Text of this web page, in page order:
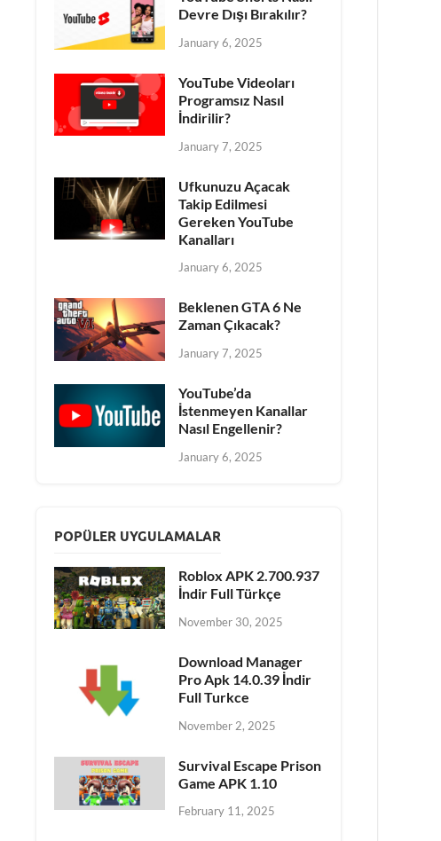
Devre Dışı Bırakılır?
January 6, 2025
YouTube Videoları
Programsız Nasıl
İndirilir?
January 7, 2025
Ufkunuzu Açacak
Takip Edilmesi
Gereken YouTube
Kanalları
January 6, 2025
Beklenen GTA 6 Ne
Zaman Çıkacak?
January 7, 2025
YouTube’da
İstenmeyen Kanallar
Nasıl Engellenir?
January 6, 2025
POPÜLER UYGULAMALAR
Roblox APK 2.700.937
İndir Full Türkçe
November 30, 2025
Download Manager
Pro Apk 14.0.39 İndir
Full Turkce
November 2, 2025
Survival Escape Prison
Game APK 1.10
February 11, 2025